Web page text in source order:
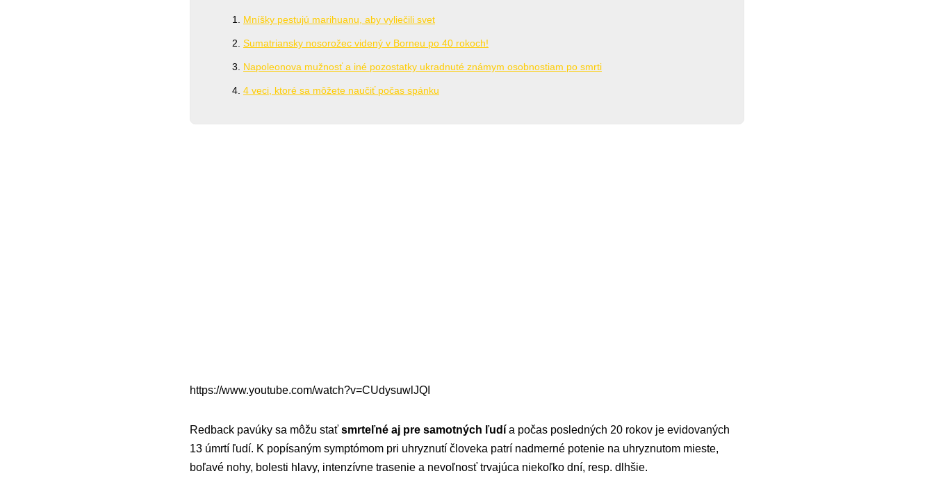
Mníšky pestujú marihuanu, aby vyliečili svet
Sumatriansky nosorožec videný v Borneu po 40 rokoch!
Napoleonova mužnosť a iné pozostatky ukradnuté známym osobnostiam po smrti
4 veci, ktoré sa môžete naučiť počas spánku
https://www.youtube.com/watch?v=CUdysuwlJQI
Redback pavúky sa môžu stať smrteľné aj pre samotných ľudí a počas posledných 20 rokov je evidovaných
13 úmrtí ľudí. K popísaným symptómom pri uhryznutí človeka patrí nadmerné potenie na uhryznutom mieste,
boľavé nohy, bolesti hlavy, intenzívne trasenie a nevoľnosť trvajúca niekoľko dní, resp. dlhšie.